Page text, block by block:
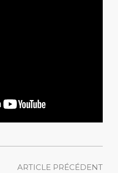
ARTICLE PRÉCÉDENT